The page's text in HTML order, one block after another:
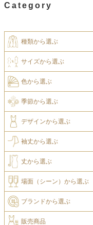
Category
種類から選ぶ
サイズから選ぶ
色から選ぶ
季節から選ぶ
デザインから選ぶ
袖丈から選ぶ
丈から選ぶ
場面（シーン）から選ぶ
ブランドから選ぶ
販売商品